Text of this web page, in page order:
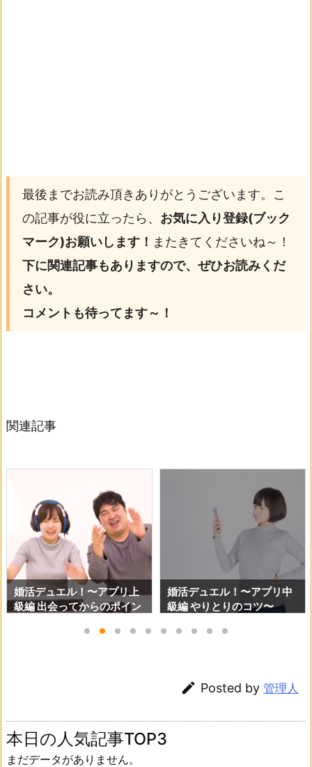
最後までお読み頂きありがとうございます。こ
の記事が役に立ったら、 お気に入り登録(ブック
マーク)お願いします！ またきてくださいね～！
下に関連記事もありますので、ぜひお読みくだ
さい。
コメントも待ってます～！
関連記事
婚活デュエル！〜アプリ上
級編 出会ってからのポイン
婚活デュエル！〜アプリ中
級編 やりとりのコツ〜
 Posted by 管理人
本日の人気記事TOP3
まだデータがありません。